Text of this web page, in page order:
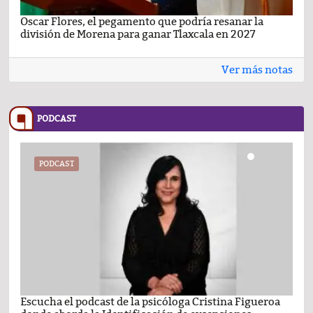
Oscar Flores, el pegamento que podría resanar la
división de Morena para ganar Tlaxcala en 2027
Ver más notas
PODCAST
PODCAST
Escucha el podcast de la psicóloga Cristina Figueroa